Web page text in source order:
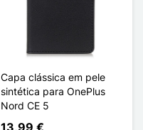
Capa clássica em pele
sintética para OnePlus
Nord CE 5
13,99 €